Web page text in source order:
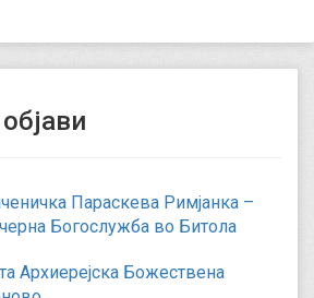
Параскева Римјанка –
Богослужба во Битола
Архиерејска Божествена